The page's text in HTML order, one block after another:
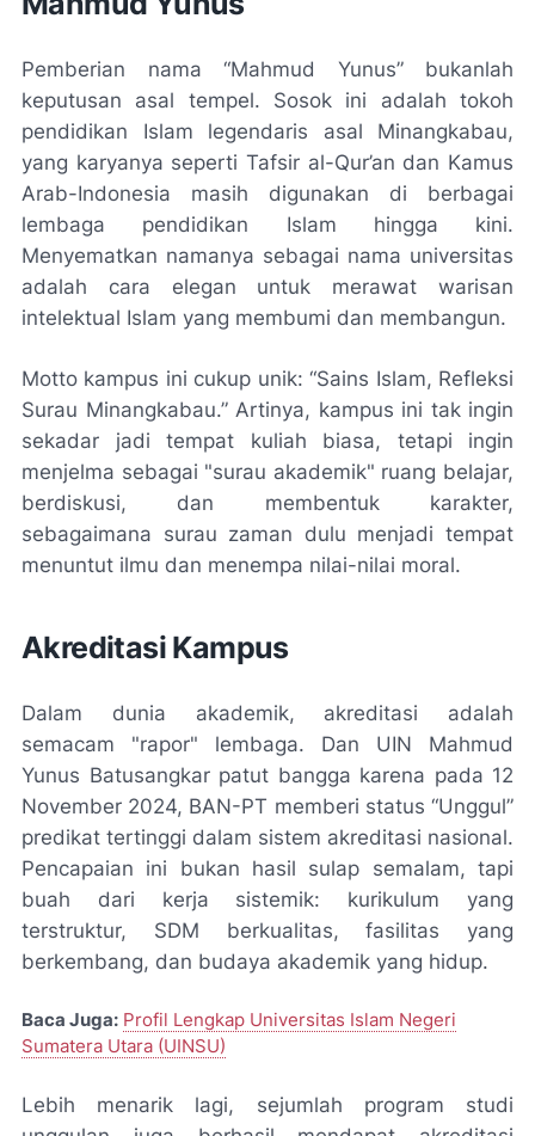
Pemberian nama “Mahmud Yunus” bukanlah
keputusan asal tempel. Sosok ini adalah tokoh
pendidikan Islam legendaris asal Minangkabau,
yang karyanya seperti Tafsir al-Qur’an dan Kamus
Arab-Indonesia masih digunakan di berbagai
lembaga pendidikan Islam hingga kini.
Menyematkan namanya sebagai nama universitas
adalah cara elegan untuk merawat warisan
intelektual Islam yang membumi dan membangun.
Motto kampus ini cukup unik: “Sains Islam, Refleksi
Surau Minangkabau.” Artinya, kampus ini tak ingin
sekadar jadi tempat kuliah biasa, tetapi ingin
menjelma sebagai "surau akademik" ruang belajar,
berdiskusi, dan membentuk karakter,
sebagaimana surau zaman dulu menjadi tempat
menuntut ilmu dan menempa nilai-nilai moral.
Akreditasi Kampus
Dalam dunia akademik, akreditasi adalah
semacam "rapor" lembaga. Dan UIN Mahmud
Yunus Batusangkar patut bangga karena pada 12
November 2024, BAN-PT memberi status “Unggul”
predikat tertinggi dalam sistem akreditasi nasional.
Pencapaian ini bukan hasil sulap semalam, tapi
buah dari kerja sistemik: kurikulum yang
terstruktur, SDM berkualitas, fasilitas yang
berkembang, dan budaya akademik yang hidup.
Baca Juga: Profil Lengkap Universitas Islam Negeri
Sumatera Utara (UINSU)
Lebih menarik lagi, sejumlah program studi